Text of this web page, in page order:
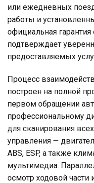
или ежедневных
работы и
официальная
подтверждает
предоставляемых
Процесс
построен на полной
первом обращении
профессиональному
для сканирования
управления —
ABS, ESP, а также
мультимедиа.
осмотр ходовой части